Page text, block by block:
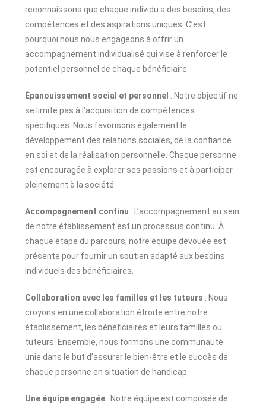
reconnaissons que chaque individu a des besoins, des
compétences et des aspirations uniques. C’est
pourquoi nous nous engageons à offrir un
accompagnement individualisé qui vise à renforcer le
potentiel personnel de chaque bénéficiaire.
Épanouissement social et personnel : Notre objectif ne
se limite pas à l’acquisition de compétences
spécifiques. Nous favorisons également le
développement des relations sociales, de la confiance
en soi et de la réalisation personnelle. Chaque personne
est encouragée à explorer ses passions et à participer
pleinement à la société.
Accompagnement continu : L’accompagnement au sein
de notre établissement est un processus continu. À
chaque étape du parcours, notre équipe dévouée est
présente pour fournir un soutien adapté aux besoins
individuels des bénéficiaires.
Collaboration avec les familles et les tuteurs : Nous
croyons en une collaboration étroite entre notre
établissement, les bénéficiaires et leurs familles ou
tuteurs. Ensemble, nous formons une communauté
unie dans le but d’assurer le bien-être et le succès de
chaque personne en situation de handicap.
Une équipe engagée : Notre équipe est composée de